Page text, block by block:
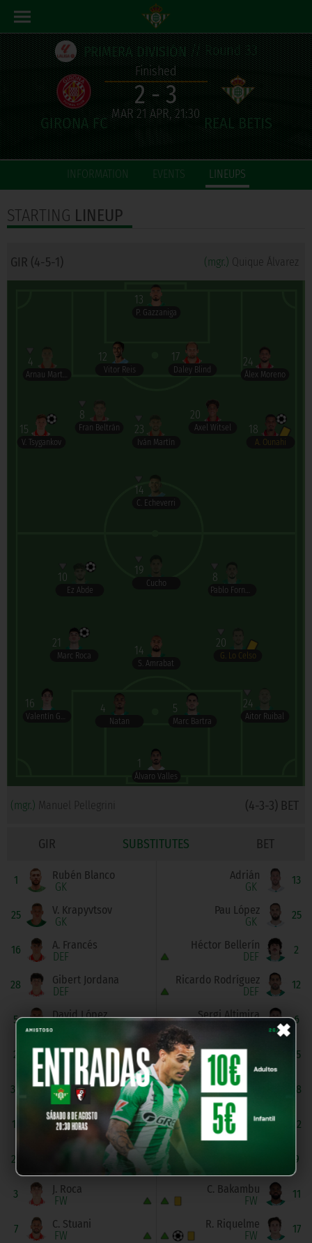
PRIMERA DIVISIÓN// Round 33
Finished
2 - 3
MAR 21 APR, 21:30
INFORMATION EVENTS LINEUPS
×
STARTING LINEUP
GIR (4-5-1) (mgr.) Quique Álvarez
(mgr.) Manuel Pellegrini (4-3-3) BET
13
P. Gazzaniga
17
Daley Blind
12
Vitor Reis
24
Álex Moreno
4
Arnau Martínez
20
Axel Witsel
8
Fran Beltrán 23
Iván Martín
18
A. Ounahi
15
V. Tsygankov
14
C. Echeverri
1
Álvaro Valles
4
Natan
5
Marc Bartra
16
Valentín Gómez
24
Aitor Ruibal
14
S. Amrabat
21
Marc Roca
20
G. Lo Celso
10
Ez Abde
19
Cucho 8
Pablo Fornals
GIR SUBSTITUTES BET
1
GK
Rubén Blanco
25
GK
V. Krapyvtsov
16
DEF
A. Francés
28
DEF
Gibert Jordana
5 David López
2
DEF
Hugo Rincón
36
MID
Ricard Artero
11
MID
Thomas Lemar
21
3
FW
J. Roca
7
FW
C. Stuani
13
GK
Adrián
25
GK
Pau López
2
DEF
Héctor Bellerín
12
DEF
Ricardo Rodríguez
6
Sergi Altimira
15
Á. Fidalgo
18
MID
N. Deossa
22
Isco
9
11
FW
C. Bakambu
17
FW
R. Riquelme